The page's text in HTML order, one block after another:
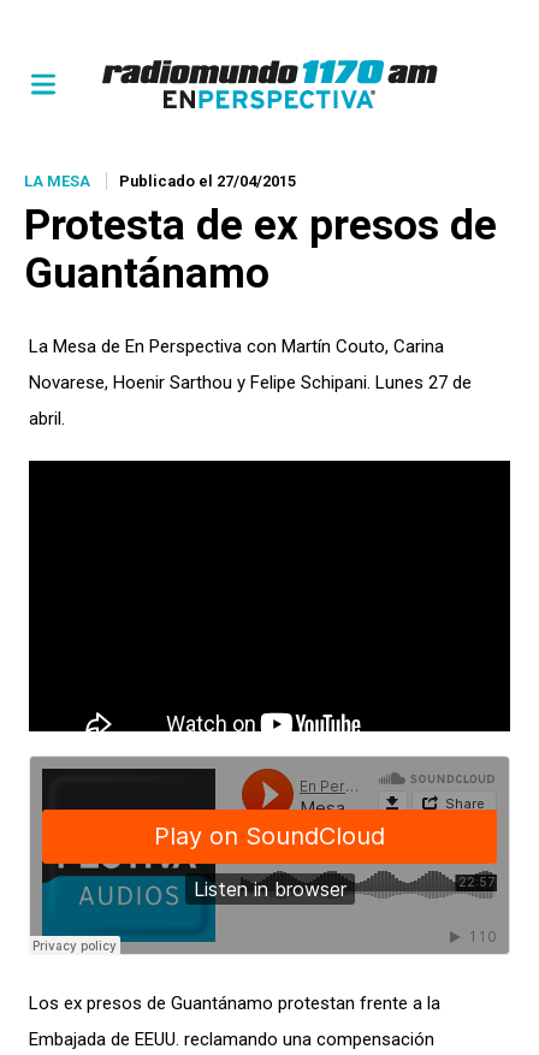
LA MESA Publicado el 27/04/2015
Protesta de ex presos de
Guantánamo
La Mesa de En Perspectiva con Martín Couto, Carina
Novarese, Hoenir Sarthou y Felipe Schipani. Lunes 27 de
abril.
Los ex presos de Guantánamo protestan frente a la
Embajada de EEUU. reclamando una compensación